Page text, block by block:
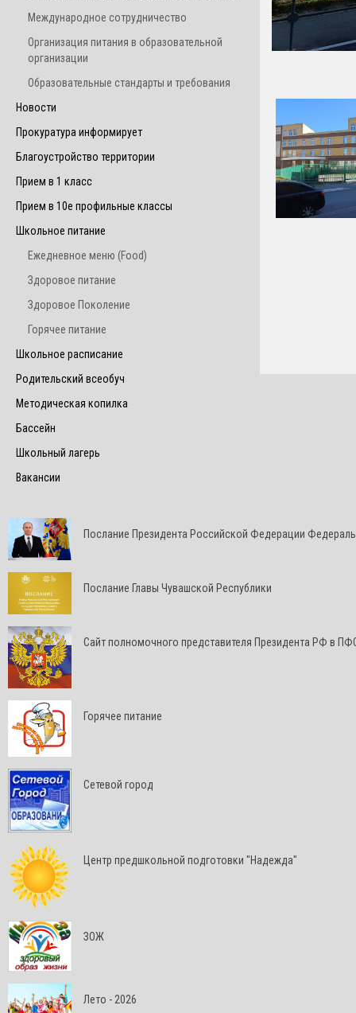
Международное сотрудничество
Организация питания в образовательной
организации
Образовательные стандарты и требования
Новости
Прокуратура информирует
Благоустройство территории
Прием в 1 класс
Прием в 10е профильные классы
Школьное питание
Ежедневное меню (Food)
Здоровое питание
Здоровое Поколение
Горячее питание
Школьное расписание
Родительский всеобуч
Методическая копилка
Бассейн
Школьный лагерь
Вакансии
Послание Президента Российской Федерации
Послание Главы Чувашской Республики
Cайт полномочного представителя Президента РФ в
Горячее питание
Сетевой город
Центр предшкольной подготовки "Надежда"
ЗОЖ
Лето - 2026